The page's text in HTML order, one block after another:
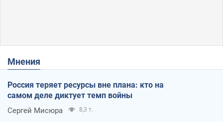
Мнения
Россия теряет ресурсы вне плана: кто на
самом деле диктует темп войны
Сергей Мисюра 8,3 т.